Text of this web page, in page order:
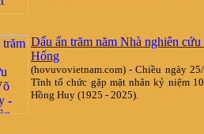
Dấu ấn trăm năm Nhà nghiên
Hống
(hovuvovietnam.com) - Chiều ngày
Tĩnh tổ chức gặp mặt nhân kỷ niệm
Hồng Huy (1925 - 2025).